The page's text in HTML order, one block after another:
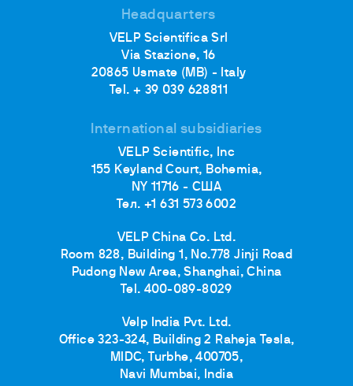
Headquarters
VELP Scientifica Srl
Via Stazione, 16
20865 Usmate (MB) - Italy
Tel. + 39 039 628811
International subsidiaries
VELP Scientific, Inc
155 Keyland Court, Bohemia,
NY 11716 - США
Тел. +1 631 573 6002
VELP China Co. Ltd.
Room 828, Building 1, No.778 Jinji Road
Pudong New Area, Shanghai, China
Tel. 400-089-8029
Velp India Pvt. Ltd.
Office 323-324, Building 2 Raheja Tesla,
MIDC, Turbhe, 400705,
Navi Mumbai, India